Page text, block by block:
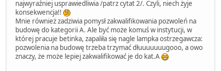
najwyraźniej usprawiedliwia /patrz cytat 2/. Czyli, niech żyje
konsekwencja!!
Mnie również zadziwia pomysł zakwalifikowania pozwoleń na
budowę do kategorii A. Ale być może komuś w instytucji, w
której pracuje betinka, zapaliła się nagle lampka ostrzegawcza:
pozwolenia na budowę trzeba trzymać dłuuuuuuugooo, a owo
znaczy, że może lepiej zakwalifikować je do kat.A